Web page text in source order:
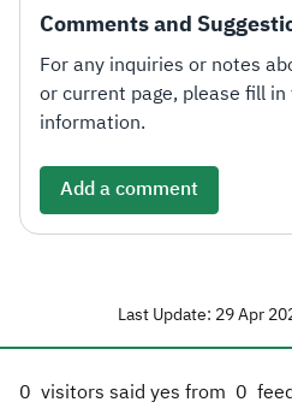
Comments and
For any inquiries or notes
or current page, please fill
information.
Add a comment
Last Update: 29 Apr
0 visitors said yes from 0